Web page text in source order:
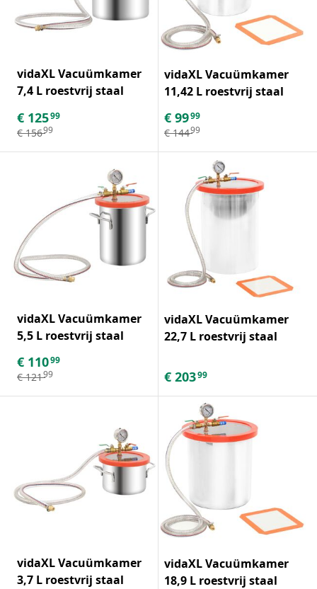
vidaXL Vacuümkamer
7,4 L roestvrij staal
€ 12599
€ 15699
vidaXL Vacuümkamer
11,42 L roestvrij staal
€ 9999
€ 14499
vidaXL Vacuümkamer
5,5 L roestvrij staal
€ 11099
€ 12199
vidaXL Vacuümkamer
22,7 L roestvrij staal
€ 20399
vidaXL Vacuümkamer
3,7 L roestvrij staal
vidaXL Vacuümkamer
18,9 L roestvrij staal